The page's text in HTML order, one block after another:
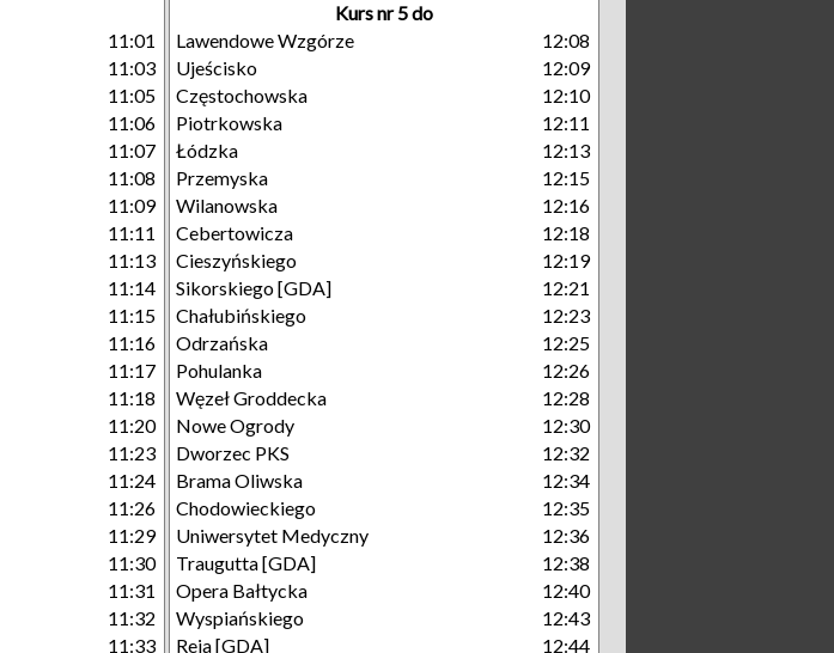
11:01
11:03
11:05
11:06
11:07
11:08
11:09
11:11
11:13
11:14
11:15
11:16
11:17
11:18
11:20
11:23
11:24
11:26
11:29
11:30
11:31
11:32
11:33
Kurs nr 5 do
Lawendowe Wzgórze
12:08
Ujeścisko
12:09
Częstochowska
12:10
Piotrkowska
12:11
Łódzka
12:13
Przemyska
12:15
Wilanowska
12:16
Cebertowicza
12:18
Cieszyńskiego
12:19
Sikorskiego [GDA]
12:21
Chałubińskiego
12:23
Odrzańska
12:25
Pohulanka
12:26
Węzeł Groddecka
12:28
Nowe Ogrody
12:30
Dworzec PKS
12:32
Brama Oliwska
12:34
Chodowieckiego
12:35
Uniwersytet Medyczny
12:36
Traugutta [GDA]
12:38
Opera Bałtycka
12:40
Wyspiańskiego
12:43
Reja [GDA]
12:44